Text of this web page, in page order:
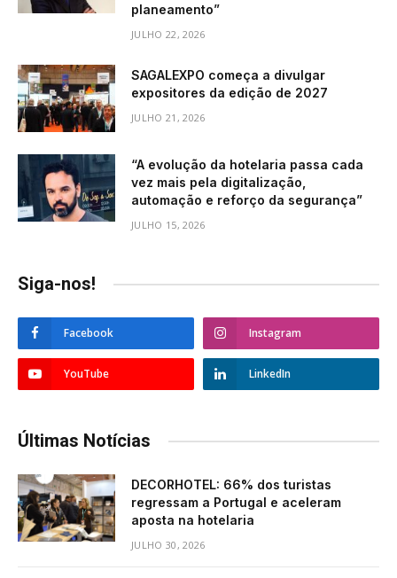
planeamento”
JULHO 22, 2026
SAGALEXPO começa a divulgar
expositores da edição de 2027
JULHO 21, 2026
“A evolução da hotelaria passa cada
vez mais pela digitalização,
automação e reforço da segurança”
JULHO 15, 2026
Siga-nos!
Facebook Instagram
YouTube LinkedIn
Últimas Notícias
DECORHOTEL: 66% dos turistas
regressam a Portugal e aceleram
aposta na hotelaria
JULHO 30, 2026